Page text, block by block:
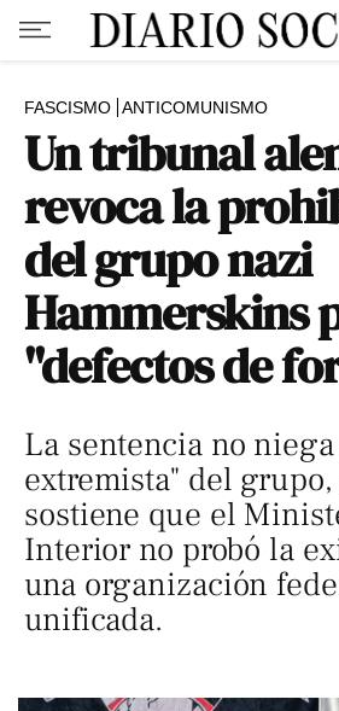
FASCISMO ANTICOMUNISMO
Un tribunal
revoca la
del grupo nazi
Hammerskins
"defectos de
La sentencia no
extremista" del
sostiene que el
Interior no probó la
una organización
unificada.